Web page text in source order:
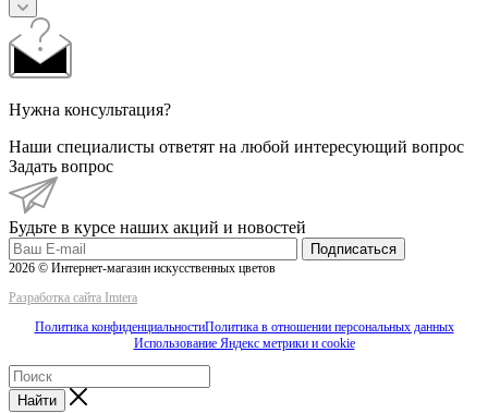
Нужна консультация?
Наши специалисты ответят на любой интересующий вопрос
Задать вопрос
Будьте в курсе наших акций и новостей
Подписаться
2026 © Интернет-магазин искусственных цветов
Разработка сайта Imtera
Политика конфиденциальностиПолитика в отношении персональных данных
Использование Яндекс метрики и cookie
Найти